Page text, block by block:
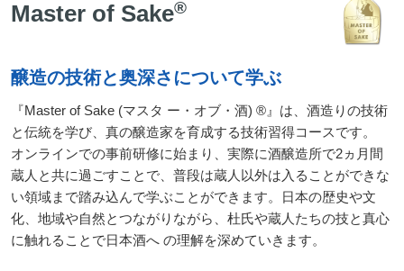
べ
域
日
本
酒
資
格
酒
Master of Sake®
醸造の技術と奥深さについて学ぶ
『Master of Sake (マスタ ー・オブ・酒) ®』は、酒造りの技術
と伝統を学び、真の醸造家を育成する技術習得コースです。
オンラインでの事前研修に始まり、実際に酒醸造所で2ヵ月間
蔵人と共に過ごすことで、普段は蔵人以外は入ることができな
い領域まで踏み込んで学ぶことができます。日本の歴史や文
化、地域や自然とつながりながら、杜氏や蔵人たちの技と真心
に触れることで日本酒へ の理解を深めていきます。